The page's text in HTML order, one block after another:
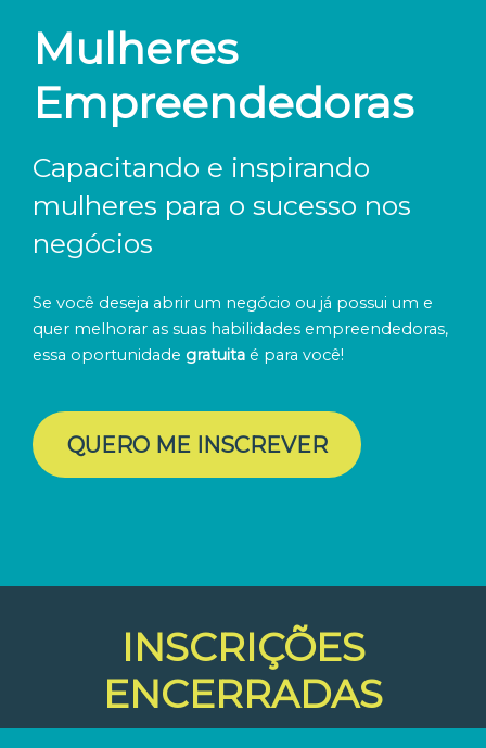
Mulheres
Empreendedoras
Capacitando e inspirando
mulheres para o sucesso nos
negócios
Se você deseja abrir um negócio ou já possui um e
quer melhorar as suas habilidades empreendedoras,
essa oportunidade gratuita é para você!
QUERO ME INSCREVER
INSCRIÇÕES
ENCERRADAS